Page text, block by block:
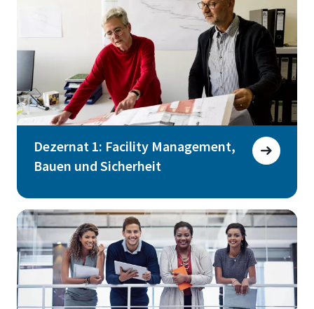
Dezernat 1: Facility Management,
Bauen und Sicherheit